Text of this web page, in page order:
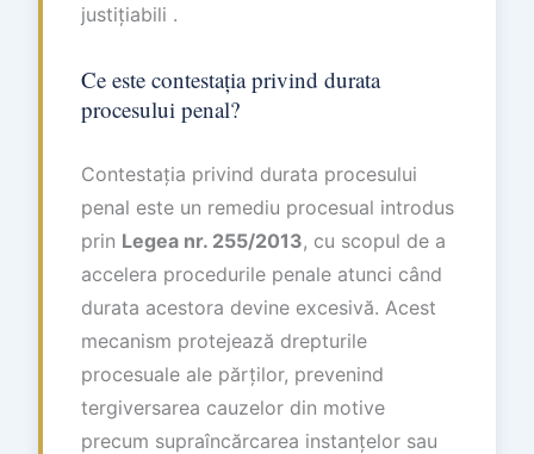
justițiabili .
Ce este contestația privind durata
procesului penal?
Contestația privind durata procesului
penal este un remediu procesual introdus
prin Legea nr. 255/2013, cu scopul de a
accelera procedurile penale atunci când
durata acestora devine excesivă. Acest
mecanism protejează drepturile
procesuale ale părților, prevenind
tergiversarea cauzelor din motive
precum supraîncărcarea instanțelor sau